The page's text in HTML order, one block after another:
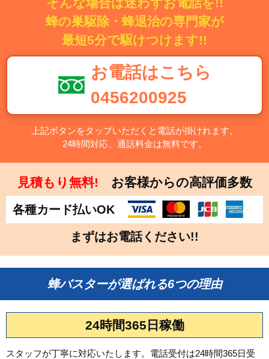
蜂の巣駆除・蜂退治の専門家が
最短5分で駆けつけます!!
お電話はこちら
0456200925
上記ボタンをタップいただくと電話が掛けれます。
24時間対応、通話料金は無料です。
見積もり無料! お客様からの高評価多数
各種カード払いOK
まずはお電話ください!!
蜂バスターが選ばれる6つの理由
24時間365日稼働
スタッフが丁寧に対応いたします。電話受付は24時間365日受